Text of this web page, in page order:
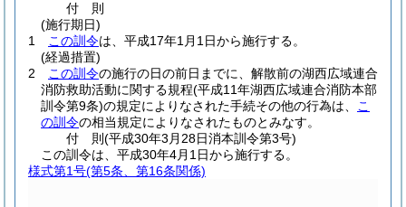
付 則
(施行期日)
1
この訓令は、平成17年1月1日から施行する。
(経過措置)
2
この訓令の施行の日の前日までに、解散前の湖西広域連合
消防救助活動に関する規程(平成11年湖西広域連合消防本部
訓令第9条)の規定によりなされた手続その他の行為は、
こ
の訓令の相当規定によりなされたものとみなす。
付 則(平成30年3月28日消本訓令第3号)
この訓令は、平成30年4月1日から施行する。
様式第1号(第5条、第16条関係)